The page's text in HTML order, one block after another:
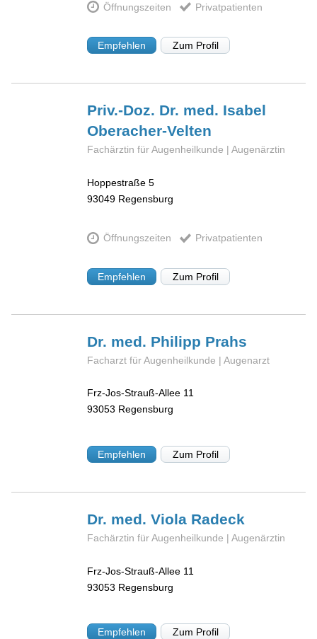
Öffnungszeiten Privatpatienten
Empfehlen Zum Profil
Priv.-Doz. Dr. med. Isabel
Oberacher-Velten
Fachärztin für Augenheilkunde | Augenärztin
Hoppestraße 5
93049 Regensburg
Öffnungszeiten Privatpatienten
Empfehlen Zum Profil
Dr. med. Philipp Prahs
Facharzt für Augenheilkunde | Augenarzt
Frz-Jos-Strauß-Allee 11
93053 Regensburg
Empfehlen Zum Profil
Dr. med. Viola Radeck
Fachärztin für Augenheilkunde | Augenärztin
Frz-Jos-Strauß-Allee 11
93053 Regensburg
Empfehlen Zum Profil